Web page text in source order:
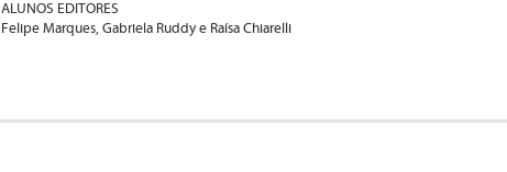
ALUNOS EDITORES
Felipe Marques, Gabriela Ruddy e Raísa Chiarelli